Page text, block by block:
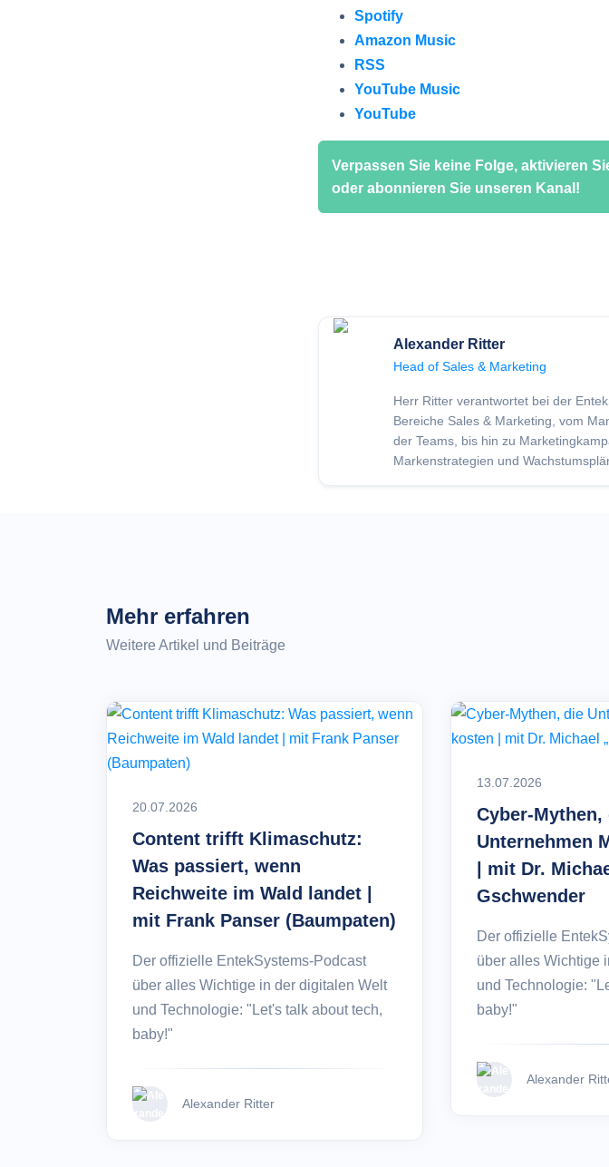
Spotify
Amazon Music
RSS
YouTube Music
YouTube
Verpassen Sie keine Folge, aktivieren
oder abonnieren Sie unseren Kanal!
Alexander Ritter
Head of Sales & Marketing
Herr Ritter verantwortet bei der
Bereiche Sales & Marketing, vom
der Teams, bis hin zu
Markenstrategien und
Mehr erfahren
Weitere Artikel und Beiträge
20.07.2026
Content trifft Klimaschutz:
Was passiert, wenn
Reichweite im Wald landet |
mit Frank Panser (Baumpaten)
Der offizielle EntekSystems-Podcast
über alles Wichtige in der digitalen Welt
und Technologie: "Let's talk about tech,
baby!"
Alexander Ritter
13.07.2026
Cyber-Mythen,
Unternehmen
| mit Dr.
Gschwender
Der offizielle
über alles Wichtige
und Technologie:
baby!"
Alexander